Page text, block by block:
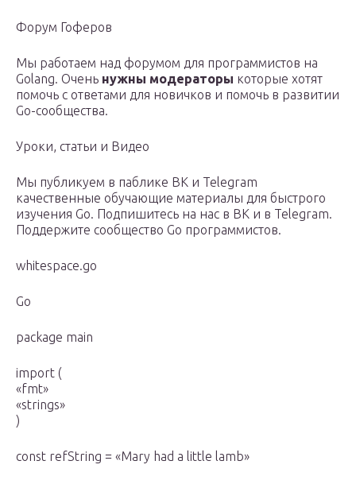
Форум Гоферов
Мы работаем над форумом для программистов на
Golang. Очень нужны модераторы которые хотят
помочь с ответами для новичков и помочь в развитии
Go-сообщества.
Уроки, статьи и Видео
Мы публикуем в паблике ВК и Telegram
качественные обучающие материалы для быстрого
изучения Go. Подпишитесь на нас в ВК и в Telegram.
Поддержите сообщество Go программистов.
whitespace.go
Go
package main
import (
«fmt»
«strings»
)
const refString = «Mary had a little lamb»